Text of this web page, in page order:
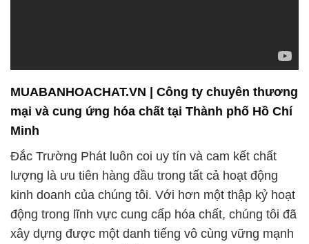
xây dựng được một danh tiếng vô cùng vững mạnh
Chúng tôi tự hào tuân thủ nghiêm ngặt các tiêu
chuẩn chất lượng và an toàn hàng đầu trong ngành.
Điều này đảm bảo rằng mọi sản phẩm của chúng tôi
đều đạt được sự chất lượng tốt nhất và đáng tin
cậy. Khách hàng của chúng tôi có thể yên tâm sử
dụng sản phẩm của Đắc Trường Phát, biết rằng họ
đang đặt niềm tin vào một đối tác đáng tin cậy.